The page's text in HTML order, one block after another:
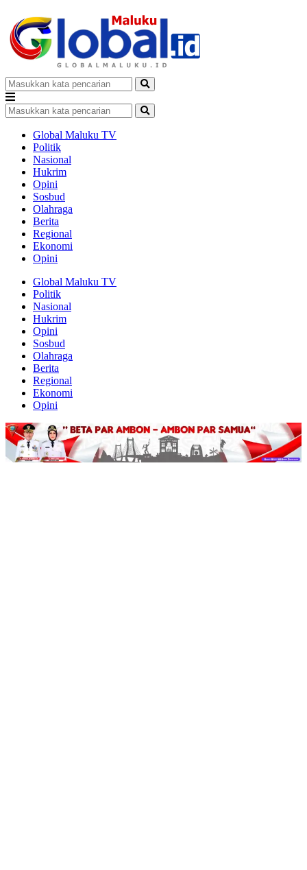
Global Maluku TV
Politik
Nasional
Hukrim
Opini
Sosbud
Olahraga
Berita
Regional
Ekonomi
Opini
Global Maluku TV
Politik
Nasional
Hukrim
Opini
Sosbud
Olahraga
Berita
Regional
Ekonomi
Opini